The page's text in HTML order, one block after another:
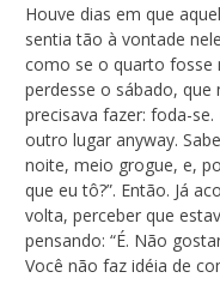
Houve dias em que
sentia tão à vontade
como se o quarto fosse
perdesse o sábado, que
precisava fazer: foda-
outro lugar anyway.
noite, meio grogue, e,
que eu tô?”. Então. Já
volta, perceber que
pensando: “É. Não
Você não faz idéia de